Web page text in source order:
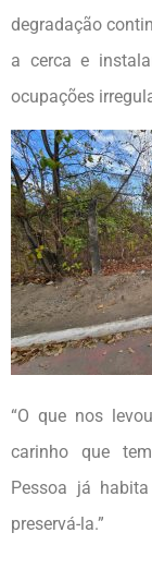
degradação
a cerca e
ocupações
“O que nos
carinho que
Pessoa já
preservá-la.”